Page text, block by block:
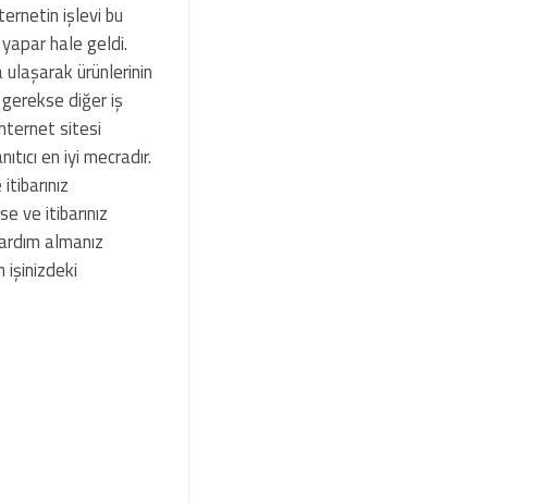
işlevi bu
hale geldi.
ulaşarak ürünlerinin
diğer iş
sitesi
en iyi mecradır.
ve itibarınız
almanız
işinizdeki